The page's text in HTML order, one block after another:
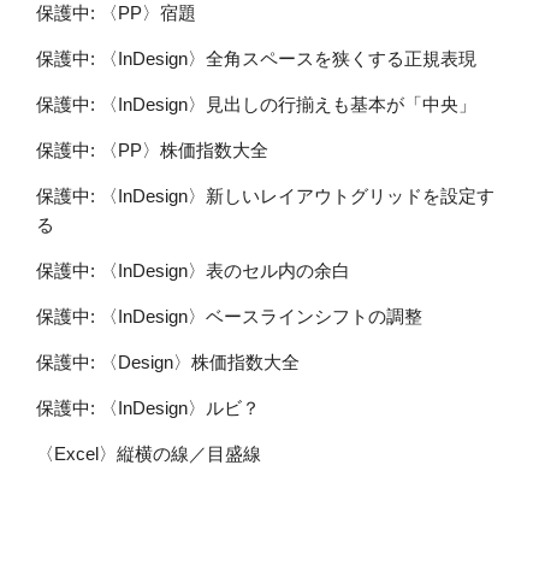
保護中: 〈PP〉宿題
保護中: 〈InDesign〉全角スペースを狭くする正規表現
保護中: 〈InDesign〉見出しの行揃えも基本が「中央」
保護中: 〈PP〉株価指数大全
保護中: 〈InDesign〉新しいレイアウトグリッドを設定す
る
保護中: 〈InDesign〉表のセル内の余白
保護中: 〈InDesign〉ベースラインシフトの調整
保護中: 〈Design〉株価指数大全
保護中: 〈InDesign〉ルビ？
〈Excel〉縦横の線／目盛線